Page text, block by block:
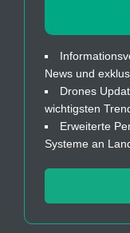
News und
Drones
wichtigsten
Erweiterte
Systeme an